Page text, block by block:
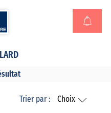
Trier par : Choix